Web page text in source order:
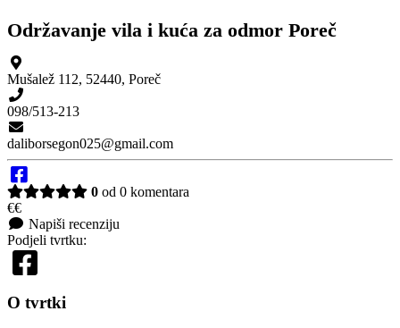
Održavanje vila i kuća za odmor Poreč
Mušalež 112, 52440, Poreč
098/513-213
daliborsegon025@gmail.com
0 od 0 komentara
€€
Napiši recenziju
Podjeli tvrtku:
O tvrtki